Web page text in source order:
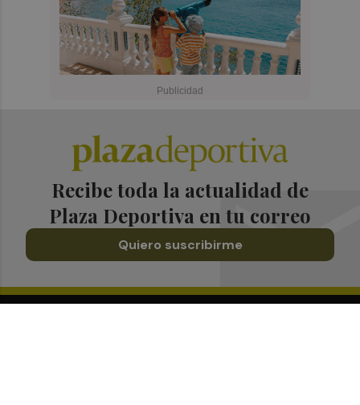
Recibe toda la actualidad de
Plaza Deportiva en tu correo
Quiero suscribirme